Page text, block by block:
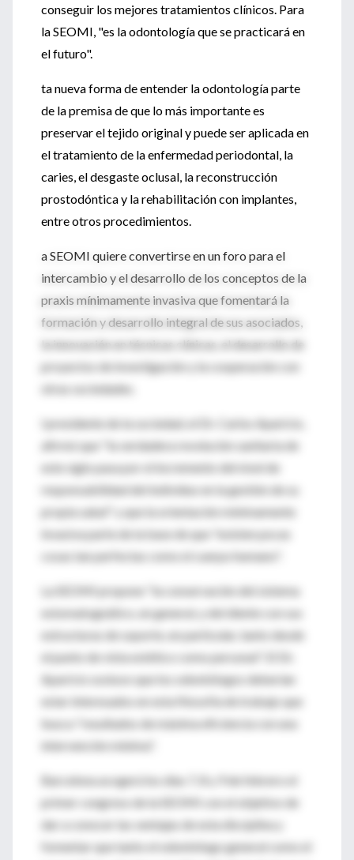
conseguir los mejores tratamientos clínicos. Para
la SEOMI, "es la odontología que se practicará en
el futuro".
ta nueva forma de entender la odontología parte
de la premisa de que lo más importante es
preservar el tejido original y puede ser aplicada en
el tratamiento de la enfermedad periodontal, la
caries, el desgaste oclusal, la reconstrucción
prostodóntica y la rehabilitación con implantes,
entre otros procedimientos.
a SEOMI quiere convertirse en un foro para el
intercambio y el desarrollo de los conceptos de la
praxis mínimamente invasiva que fomentará la
formación y desarrollo integral de sus asociados,
la innovación en técnicas clínicas, el desarrollo de
proyectos de investigación y la cooperación con
otras sociedades.
l presidente de la sociedad, el Dr. Carlos Aparicio,
afirmó que "la verdadera revolución sanitaria de
este siglo pasa por el incremento del nivel de
responsabilidad del individuo en la gestión de su
propia salud" y que la orientación mínimamente
invasiva parte de la base de que "existen pocas
cosas tan perfectas como el cuerpo humano".
La SEOMI propone "la conservación del sistema
estomatognático, en general, y del diente con sus
estructuras de soporte, en particular, tanto desde
el punto de vista estético como personal". El Dr.
Aparicio sostuvo que los odontólogos deberían
estar interesados en esta filosofía de trabajo que
busca "resultados de máxima eficiencia con una
intervención mínima".
Barcelona acogerá los días 7, 8 y 9 de febrero el
primer congreso de la SEOMI con el objetivo de
dar a conocer las ventajas de esta disciplina y
fomentar que tanto el odontólogo general como el